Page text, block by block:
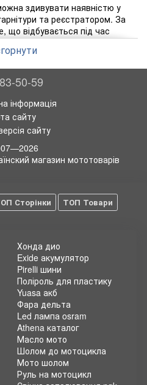
здивувати наявністю у
та реєстратором. За
що відбувається під час
переговори або
Вибір гарнітур, як і
власні переваги, бюджет та інші
відповісти на
мотоциклом, якщо
не обладнаний
звичних дротових
free)» все більшої
блютуз.
гарнітури
звукові підказки
дзвінки або
а й у режимі конференції
подорожі чи пасажиром.
лише на незначній
не стоїть на місці. Існує три
мотошолома, обладнаного
всі комплектуючі купуються
У другому варіанті
яка заздалегідь
третього варіанта
лише комунікатор, а
вже будуть перебувати на
гарнітури
блютуз гарнітурою
50-59
інформація
сайту
сайту
магазин мототоварів
Сторінки
ТОП Товари
Хонда дио
Exide акумулятор
Pirelli шини
Поліроль для пластику
Yuasa акб
Фара дельта
Led лампа osram
Athena каталог
Масло мото
Шолом до мотоцикла
Мото шолом
Руль на мотоцикл